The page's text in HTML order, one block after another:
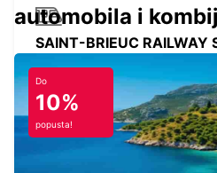
SAINT-BRIEUC RAILWAY
automobila i
Do
10%
popusta!